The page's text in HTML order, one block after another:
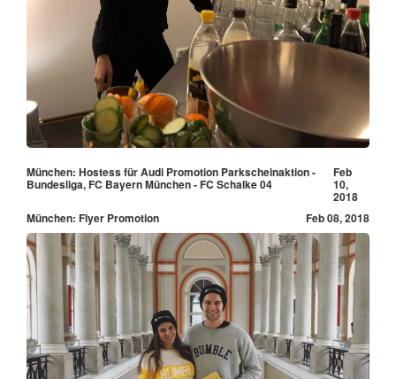
München: Hostess für Audi Promotion Parkscheinaktion -
Bundesliga, FC Bayern München - FC Schalke 04
Feb
10,
2018
München: Flyer Promotion
Feb 08, 2018